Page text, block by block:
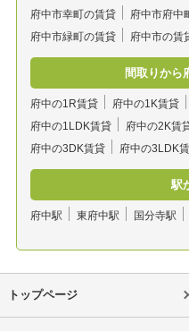
府中市幸町の賃貸
府中市府中
府中市緑町の賃貸
府中市の賃
間取りから
府中の1R賃貸 府中の1K賃貸
府中の1LDK賃貸
府中の2K賃
府中の3DK賃貸
府中の3LDK
駅
府中駅 東府中駅 国分寺駅
トップページ